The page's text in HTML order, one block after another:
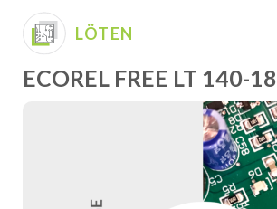
LÖTEN
ECOREL FREE LT 140-18